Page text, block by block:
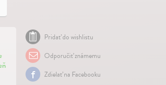
Pridať do wishlistu
Odporučiť známemu
Zdielať na Facebooku